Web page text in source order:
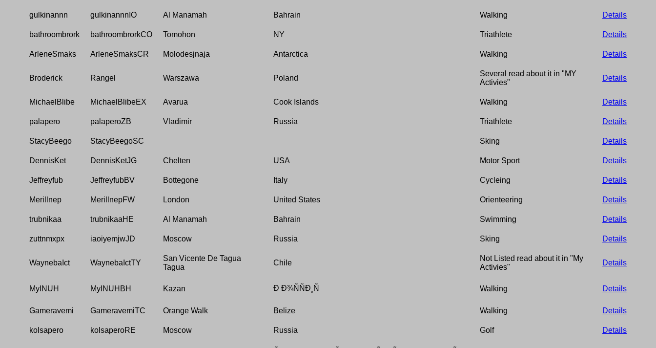
gulkinannn gulkinannnIO Al Manamah Bahrain Walking Details
bathroombrork bathroombrorkCO Tomohon NY Triathlete Details
ArleneSmaks ArleneSmaksCR Molodesjnaja Antarctica Walking Details
Broderick Rangel Warszawa Poland
Several read about it in "MY
Activies"
Details
MichaelBlibe MichaelBlibeEX Avarua Cook Islands Walking Details
palapero palaperoZB Vladimir Russia Triathlete Details
StacyBeego StacyBeegoSC Sking Details
DennisKet DennisKetJG Chelten USA Motor Sport Details
Jeffreyfub JeffreyfubBV Bottegone Italy Cycleing Details
Merillnep MerillnepFW London United States Orienteering Details
trubnikaa trubnikaaHE Al Manamah Bahrain Swimming Details
zuttnmxpx iaoiyemjwJD Moscow Russia Sking Details
WaynebaIct WaynebaIctTY
San Vicente De Tagua
Tagua
Chile
Not Listed read about it in "My
Activies"
Details
MylNUH MylNUHBH Kazan Ð Ð¾ÑÑÐ¸Ñ Walking Details
Gameravemi GameravemiTC Orange Walk Belize Walking Details
kolsapero kolsaperoRE Moscow Russia Golf Details